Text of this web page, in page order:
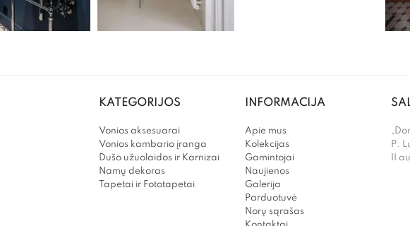
KATEGORIJOS
Vonios aksesuarai
Vonios kambario įranga
Dušo užuolaidos ir Karnizai
Namų dekoras
Tapetai ir Fototapetai
INFORMACIJA
Apie mus
Kolekcijas
Gamintojai
Naujienos
Galerija
Parduotuvė
Norų sąrašas
P.
II